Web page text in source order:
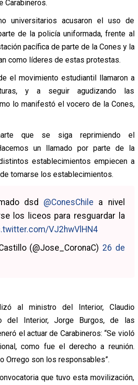
Carabineros.
universitarios acusaron el uso de
de la policía uniformada, frente al
pacífica de parte de la Cones y la
como líderes de estas protestas.
el movimiento estudiantil llamaron a
y a seguir agudizando las
lo manifestó el vocero de la Cones,
que se siga reprimiendo el
un llamado por parte de la
establecimientos empiecen a
tomarse los establecimientos.
dsd @ConesChile a nivel
los liceos para resguardar la
VJ2hwVlHN4
(@Jose_CoronaC) 26 de
al ministro del Interior, Claudio
del Interior, Jorge Burgos, de las
el actuar de Carabineros: “Se violó
como fue el derecho a reunión.
Orrego son los responsables”.
que tuvo esta movilización,